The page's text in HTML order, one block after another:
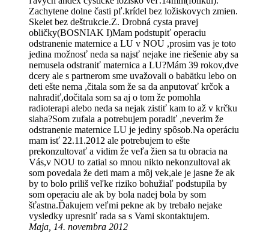
Zachytene dolne časti pľ.krídel bez ložiskovych zmien.
Skelet bez deštrukcie.Z. Drobná cysta pravej
obličky(BOSNIAK I)Mam podstupiť operaciu
odstranenie maternice a LU v NOU ,prosim vas je toto
jedina možnosť neda sa najsť nejake ine riešenie aby sa
nemusela odstraniť maternica a LU?Mám 39 rokov,dve
dcery ale s partnerom sme uvažovali o babätku lebo on
deti ešte nema ,čitala som že sa da anputovať krčok a
nahradiť,dočitala som sa aj o tom že pomohla
radioterapi alebo neda sa nejak zistiť kam to až v krčku
siaha?Som zufala a potrebujem poradiť ,neverim že
odstranenie maternice LU je jediny spôsob.Na operáciu
mam isť 22.11.2012 ale potrebujem to ešte
prekonzultovať a vidim že veľa žien sa tu obracia na
Vás,v NOU to zatial so mnou nikto nekonzultoval ak
som povedala že deti mam a môj vek,ale je jasne že ak
by to bolo priliš veľke riziko bohužiaľ podstupila by
som operaciu ale ak by bola nadej bola by som
šťastna.Ďakujem veľmi pekne ak by trebalo nejake
vysledky upresniť rada sa s Vami skontaktujem.
Maja, 14. novembra 2012